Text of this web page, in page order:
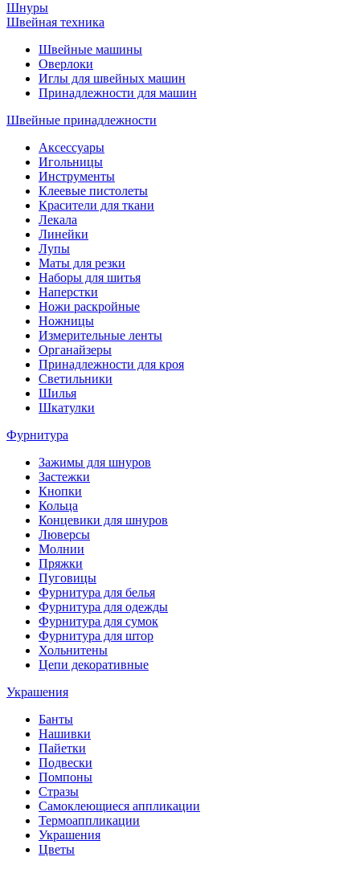
Шнуры
Швейная техника
Швейные машины
Оверлоки
Иглы для швейных машин
Принадлежности для машин
Швейные принадлежности
Аксессуары
Игольницы
Инструменты
Клеевые пистолеты
Красители для ткани
Лекала
Линейки
Лупы
Маты для резки
Наборы для шитья
Наперстки
Ножи раскройные
Ножницы
Измерительные ленты
Органайзеры
Принадлежности для кроя
Светильники
Шилья
Шкатулки
Фурнитура
Зажимы для шнуров
Застежки
Кнопки
Кольца
Концевики для шнуров
Люверсы
Молнии
Пряжки
Пуговицы
Фурнитура для белья
Фурнитура для одежды
Фурнитура для сумок
Фурнитура для штор
Хольнитены
Цепи декоративные
Украшения
Банты
Нашивки
Пайетки
Подвески
Помпоны
Стразы
Самоклеющиеся аппликации
Термоаппликации
Украшения
Цветы